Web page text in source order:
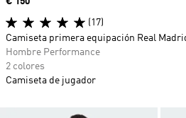
(17)
Camiseta primera equipación Real
Hombre Performance
2 colores
Camiseta de jugador